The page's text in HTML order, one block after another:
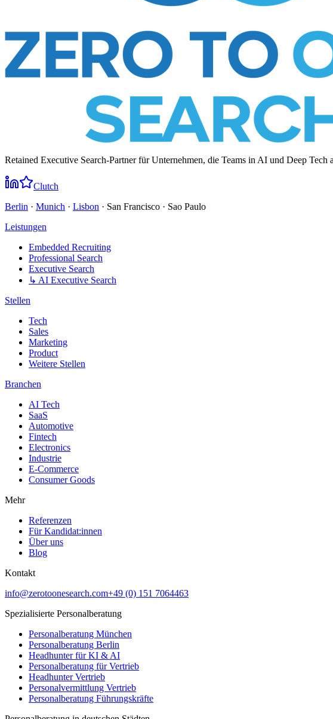
Retained Executive Search-Partner für Unternehmen, die Teams in AI und Deep Tech
Clutch
Berlin · Munich · Lisbon · San Francisco · Sao Paulo
Leistungen
Embedded Recruiting
Professional Search
Executive Search
↳ AI Executive Search
Stellen
Tech
Sales
Marketing
Product
Weitere Stellen
Branchen
AI Tech
SaaS
Automotive
Fintech
Electronics
Industrie
E-Commerce
Consumer Goods
Mehr
Referenzen
Für Kandidat:innen
Über uns
Blog
Kontakt
info@zerotoonesearch.com+49 (0) 151 7064463
Spezialisierte Personalberatung
Personalberatung München
Personalberatung Berlin
Headhunter für KI & AI
Personalberatung für Vertrieb
Headhunter Vertrieb
Personalvermittlung Vertrieb
Personalberatung Führungskräfte